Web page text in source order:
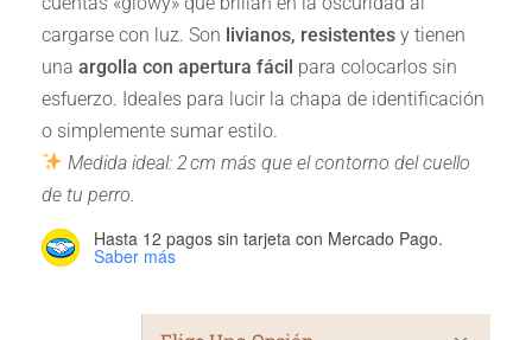
cargarse con luz. Son livianos, resistentes y tienen
una argolla con apertura fácil para colocarlos sin
esfuerzo. Ideales para lucir la chapa de identificación
o simplemente sumar estilo.
Medida ideal: 2 cm más que el contorno del cuello
de tu perro.
Hasta 12 pagos sin tarjeta con Mercado Pago.
Saber más